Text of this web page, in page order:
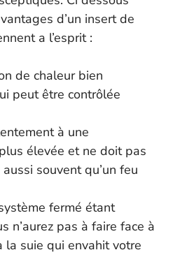
d’un insert de
a l’esprit :
de chaleur bien
peut être contrôlée
à une
élevée et ne doit pas
souvent qu’un feu
fermé étant
n’aurez pas à faire face à
la suie qui envahit votre